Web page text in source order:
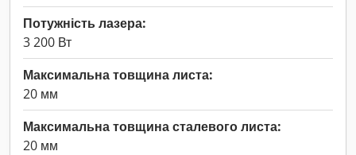
Потужність лазера:
3 200 Вт
Максимальна товщина листа:
20 мм
Максимальна товщина сталевого листа:
20 мм